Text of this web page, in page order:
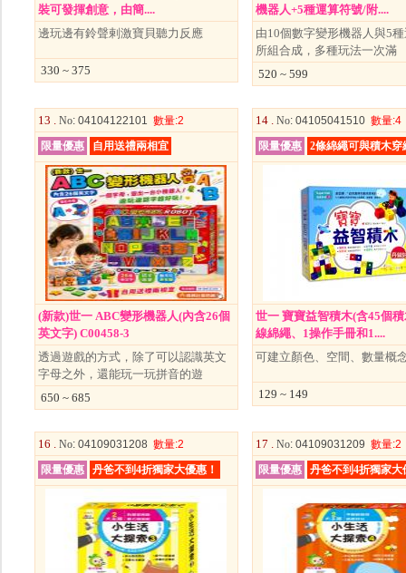
裝可發揮創意，由簡....
邊玩邊有鈴聲剌激寶貝聽力反應
330 ~ 375
機器人+5種運算符號/附....
由10個數字變形機器人與5
所組合成，多種玩法一次滿
520 ~ 599
13 . No: 04104122101 數量:2
限量優惠
自用送禮兩相宜
(新款)世一 ABC變形機器人(內含26個
英文字) C00458-3
透過遊戲的方式，除了可以認識英文
字母之外，還能玩一玩拼音的遊
650 ~ 685
14 . No: 04105041510 數量:4
限量優惠
2條綿繩可與積木
世一 寶寶益智積木(含45個
線綿繩、1操作手冊和1....
可建立顏色、空間、數量概
129 ~ 149
16 . No: 04109031208 數量:2
限量優惠
丹爸不到4折獨家大優惠！
17 . No: 04109031209 數量:2
限量優惠
丹爸不到4折獨家